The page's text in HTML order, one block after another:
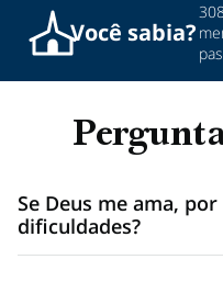
Você sabia?
Se Deus me ama,
dificuldades?